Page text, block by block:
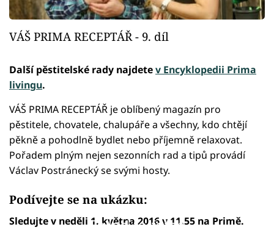
VÁŠ PRIMA RECEPTÁŘ - 9. díl
Další pěstitelské rady najdetev Encyklopedii Prima
livingu.
VÁŠ PRIMA RECEPTÁŘ je oblíbený magazín pro
pěstitele, chovatele, chalupáře a všechny, kdo chtějí
pěkně a pohodlně bydlet nebo příjemně relaxovat.
Pořadem plným nejen sezonních rad a tipů provádí
Václav Postránecký se svými hosty.
Podívejte se na ukázku:
Failed to fetch
Sledujte v neděli 1. května 2016 v 11.55 na Primě.